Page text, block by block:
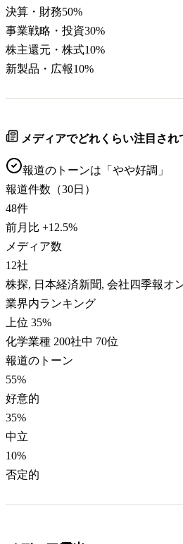
決算・財務50%
事業戦略・投資30%
株主還元・株式10%
新製品・広報10%
メディアでどれくらい注目され
報道のトーンは「 やや好調 」
報道件数（30日）
48件
前月比 +12.5%
メディア数
12社
株探, 日本経済新聞, 会社四季報オ
業界内ランキング
上位 35%
化学業種 200社中 70位
報道のトーン
55%
好意的
35%
中立
10%
否定的